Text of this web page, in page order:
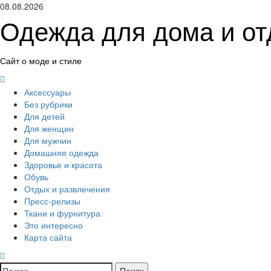
Перейти
содержимому
08.08.2026
Одежда для дома и
Сайт о моде и стиле
менюАксессуары
Без рубрики
Для детей
Для женщин
Для мужчин
Домашняя одежда
Здоровье и красота
Обувь
Отдых и развлечения
Пресс-релизы
Ткани и фурнитура
Это интересно
Карта сайта
Найти: